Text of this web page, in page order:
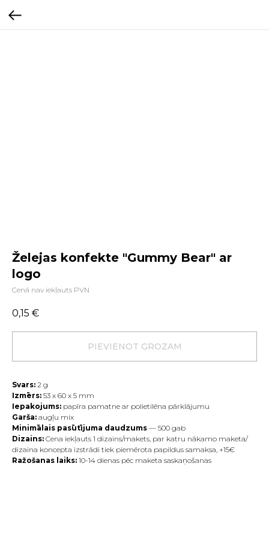
Želejas konfekte "Gummy Bear" ar
logo
Cenā nav iekļauts PVN
0,15 €
PIEVIENOT GROZAM
Svars: 2 g
Izmērs: 53 х 60 х 5 mm
Iepakojums: papīra pamatne ar polietilēna pārklājumu
Garša: augļu mix
Minimālais pasūtījuma daudzums — 500 gab
Dizains: Cena iekļauts 1 dizains/makets, par katru nākamo maketa/
dizaina koncepta izstrādi tiek piemērota papildus samaksa, +15€
Ražošanas laiks: 10-14 dienas pēc maketa saskaņošanas